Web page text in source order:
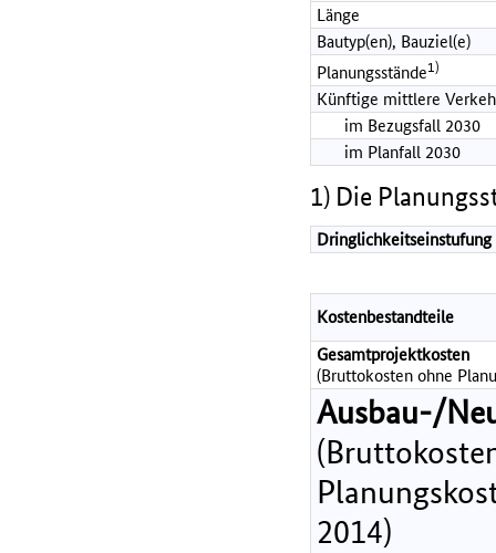
Länge
Bautyp(en), Bauziel(e)
Planungsstände1)
Künftige mittlere
im Bezugsfall 2030
im Planfall 2030
1) Die
Dringlichkeitseinstufung
Kostenbestandteile
Gesamtprojektkosten
(Bruttokosten ohne
Ausbau-/
2014)